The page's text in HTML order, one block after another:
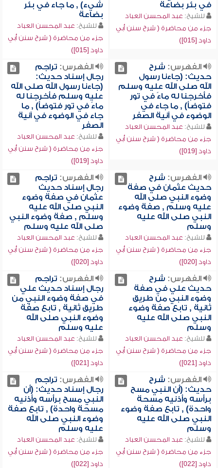
في بئر بضاعة
للشيخ: عبد المحسن العباد
جزء من محاضرة ( شرح سنن أبي
داود [015])
شيء) , ما جاء في بئر
بضاعة
للشيخ: عبد المحسن العباد
جزء من محاضرة ( شرح سنن أبي
داود [015])
الفهرس: شرح
حديث: (جاءنا رسول
الله صلى الله عليه وسلم
فأخرجنا له ماءً في تور
فتوضأ) , ما جاء في
الوضوء في آنية الصفر
للشيخ: عبد المحسن العباد
جزء من محاضرة ( شرح سنن أبي
داود [019])
الفهرس: تراجم
رجال إسناد حديث:
(جاءنا رسول الله صلى الله
عليه وسلم فأخرجنا له
ماءً في تور فتوضأ) , ما
جاء في الوضوء في آنية
الصفر
للشيخ: عبد المحسن العباد
جزء من محاضرة ( شرح سنن أبي
داود [019])
الفهرس: شرح
حديث عثمان في صفة
وضوء النبي صلى الله
عليه وسلم , صفة وضوء
النبي صلى الله عليه
وسلم
للشيخ: عبد المحسن العباد
جزء من محاضرة ( شرح سنن أبي
داود [020])
الفهرس: تراجم
رجال إسناد حديث
عثمان في صفة وضوء
النبي صلى الله عليه
وسلم , صفة وضوء النبي
صلى الله عليه وسلم
للشيخ: عبد المحسن العباد
جزء من محاضرة ( شرح سنن أبي
داود [020])
الفهرس: شرح
حديث علي في صفة
وضوء النبي من طريق
ثانية , تابع صفة وضوء
النبي صلى الله عليه
وسلم
للشيخ: عبد المحسن العباد
جزء من محاضرة ( شرح سنن أبي
داود [021])
الفهرس: تراجم
رجال إسناد حديث علي
في صفة وضوء النبي من
طريق ثانية , تابع صفة
وضوء النبي صلى الله
عليه وسلم
للشيخ: عبد المحسن العباد
جزء من محاضرة ( شرح سنن أبي
داود [021])
الفهرس: شرح
حديث: (أن النبي مسح
برأسه وأذنيه مسحة
واحدة) , تابع صفة وضوء
النبي صلى الله عليه
وسلم
للشيخ: عبد المحسن العباد
جزء من محاضرة ( شرح سنن أبي
داود [022])
الفهرس: تراجم
رجال إسناد حديث: (أن
النبي مسح برأسه وأذنيه
مسحة واحدة) , تابع صفة
وضوء النبي صلى الله
عليه وسلم
للشيخ: عبد المحسن العباد
جزء من محاضرة ( شرح سنن أبي
داود [022])